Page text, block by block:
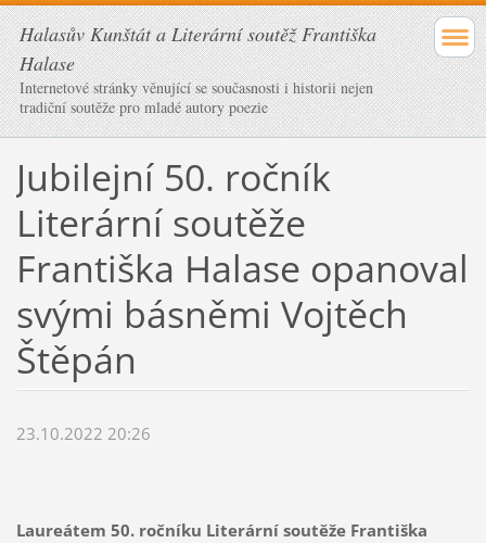
Halasův Kunštát a Literární soutěž Františka
Halase
Internetové stránky věnující se současnosti i historii nejen
tradiční soutěže pro mladé autory poezie
Jubilejní 50. ročník
Literární soutěže
Františka Halase opanoval
svými básněmi Vojtěch
Štěpán
23.10.2022 20:26
Laureátem 50. ročníku Literární soutěže Františka